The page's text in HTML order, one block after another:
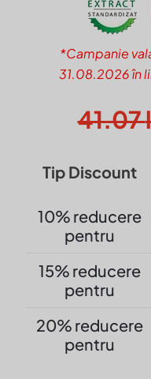
*Campanie
31.08.2026 în
41.07
Tip Discount
10% reducere
pentru
15% reducere
pentru
20% reducere
pentru